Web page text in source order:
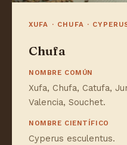
XUFA · CHUFA ·
Chufa
NOMBRE COMÚN
Xufa, Chufa, Catufa,
Valencia, Souchet.
NOMBRE CIENTÍFICO
Cyperus esculentus.